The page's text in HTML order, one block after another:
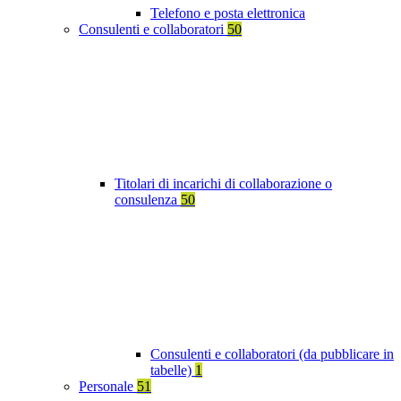
Telefono e posta elettronica
Consulenti e collaboratori 50
Titolari di incarichi di collaborazione o
consulenza 50
Consulenti e collaboratori (da pubblicare in
tabelle) 1
Personale 51